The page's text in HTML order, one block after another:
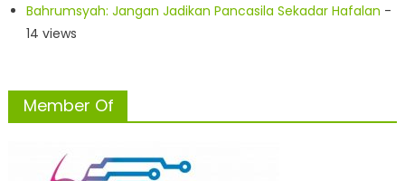
Bahrumsyah: Jangan Jadikan Pancasila Sekadar Hafalan -
14 views
Member Of